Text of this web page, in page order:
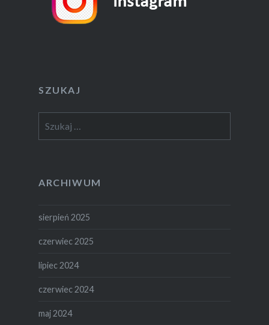
SZUKAJ
ARCHIWUM
sierpień 2025
czerwiec 2025
lipiec 2024
czerwiec 2024
maj 2024